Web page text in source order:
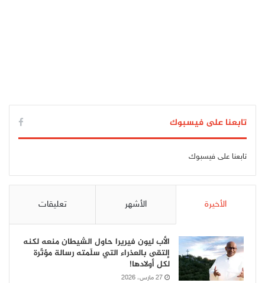
تابعنا على فيسبوك
تابعنا على فيسبوك
الأخيرة الأشهر تعليقات
الأب ليون فيريرا حاول الشيطان منعه لكنه
إلتقى بالعذراء التي سلّمته رسالة مؤثّرة
لكل أولادها!
27 مارس، 2026